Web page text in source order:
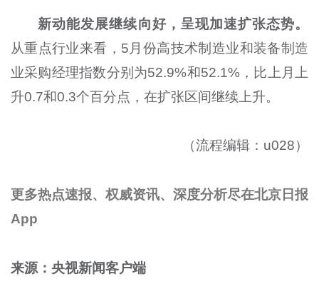
新动能发展继续向好，呈现加速扩张态势。
从重点行业来看，5月份高技术制造业和装备制造
业采购经理指数分别为52.9%和52.1%，比上月上
升0.7和0.3个百分点，在扩张区间继续上升。
（流程编辑：u028）
更多热点速报、权威资讯、深度分析尽在北京日报
App
来源：央视新闻客户端